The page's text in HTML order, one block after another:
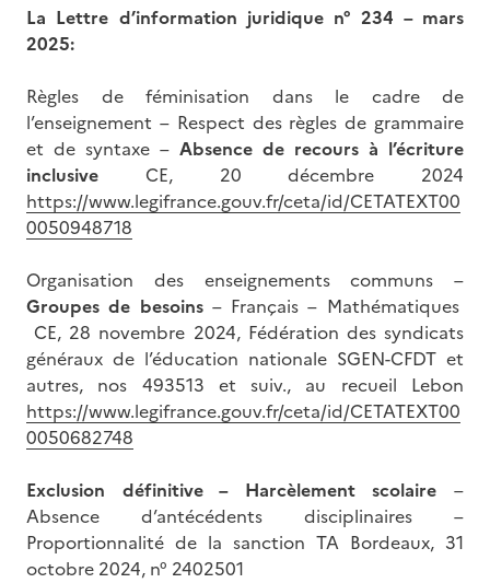
La Lettre d’information juridique n° 234 – mars
2025:
Règles de féminisation dans le cadre de
l’enseignement – Respect des règles de grammaire
et de syntaxe – Absence de recours à l’écriture
inclusive CE, 20 décembre 2024
https://www.legifrance.gouv.fr/ceta/id/CETATEXT00
0050948718
Organisation des enseignements communs –
Groupes de besoins– Français – Mathématiques
CE, 28 novembre 2024, Fédération des syndicats
généraux de l’éducation nationale SGEN-CFDT et
autres, nos 493513 et suiv., au recueil Lebon
https://www.legifrance.gouv.fr/ceta/id/CETATEXT00
0050682748
Exclusion définitive – Harcèlement scolaire –
Absence d’antécédents disciplinaires –
Proportionnalité de la sanction TA Bordeaux, 31
octobre 2024, n° 2402501